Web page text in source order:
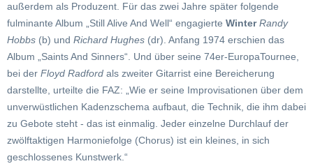
außerdem als Produzent. Für das zwei Jahre später folgende
fulminante Album „Still Alive And Well“ engagierte Winter Randy
Hobbs (b) und Richard Hughes (dr). Anfang 1974 erschien das
Album „Saints And Sinners“. Und über seine 74er-EuropaTournee,
bei der Floyd Radford als zweiter Gitarrist eine Bereicherung
darstellte, urteilte die FAZ: „Wie er seine Improvisationen über dem
unverwüstlichen Kadenzschema aufbaut, die Technik, die ihm dabei
zu Gebote steht - das ist einmalig. Jeder einzelne Durchlauf der
zwölftaktigen Harmoniefolge (Chorus) ist ein kleines, in sich
geschlossenes Kunstwerk.“